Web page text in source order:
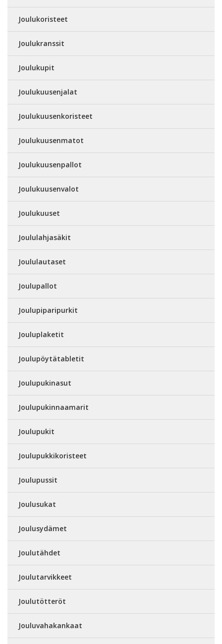
Joulukoristeet
Joulukranssit
Joulukupit
Joulukuusenjalat
Joulukuusenkoristeet
Joulukuusenmatot
Joulukuusenpallot
Joulukuusenvalot
Joulukuuset
Joululahjasäkit
Joululautaset
Joulupallot
Joulupiparipurkit
Jouluplaketit
Joulupöytätabletit
Joulupukinasut
Joulupukinnaamarit
Joulupukit
Joulupukkikoristeet
Joulupussit
Joulusukat
Joulusydämet
Joulutähdet
Joulutarvikkeet
Joulutötteröt
Jouluvahakankaat